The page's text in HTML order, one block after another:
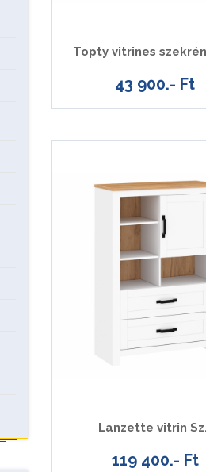
Topty vitrines
43 900.- Ft
Lanzette vitrin Sz.
119 400.- Ft